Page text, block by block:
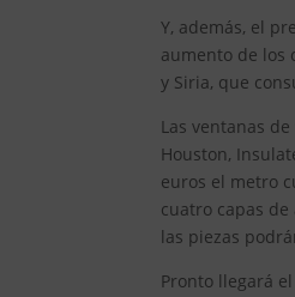
Y, además, el
aumento de los
y Siria, que
Las ventanas
Houston,
euros el metro
cuatro capas
las piezas
Pronto llegará